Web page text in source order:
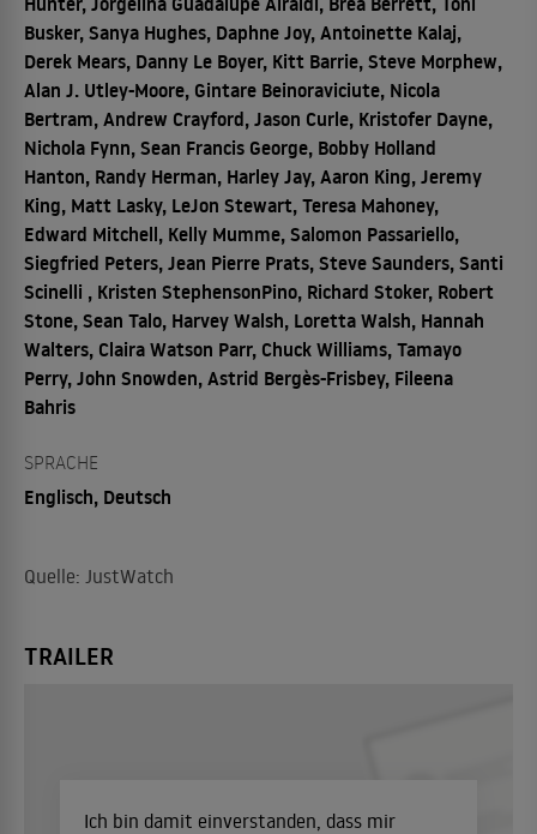
Busker, Sanya Hughes, Daphne Joy, Antoinette Kalaj,
Derek Mears, Danny Le Boyer, Kitt Barrie, Steve Morphew,
Alan J. Utley-Moore, Gintare Beinoraviciute, Nicola
Bertram, Andrew Crayford, Jason Curle, Kristofer Dayne,
Nichola Fynn, Sean Francis George, Bobby Holland
Hanton, Randy Herman, Harley Jay, Aaron King, Jeremy
King, Matt Lasky, LeJon Stewart, Teresa Mahoney,
Edward Mitchell, Kelly Mumme, Salomon Passariello,
Siegfried Peters, Jean Pierre Prats, Steve Saunders, Santi
Scinelli , Kristen StephensonPino, Richard Stoker, Robert
Stone, Sean Talo, Harvey Walsh, Loretta Walsh, Hannah
Walters, Claira Watson Parr, Chuck Williams, Tamayo
Perry, John Snowden, Astrid Bergès-Frisbey, Fileena
Bahris
SPRACHE
Englisch, Deutsch
Quelle: JustWatch
TRAILER
Ich bin damit einverstanden, dass mir